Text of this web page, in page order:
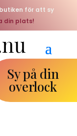
för att sy
din plats!
Sy på din
overlock